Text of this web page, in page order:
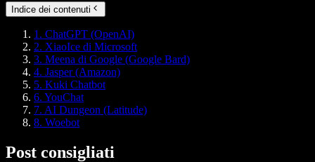
Indice dei contenuti
1. ChatGPT (OpenAI)
2. XiaoIce di Microsoft
3. Meena di Google (Google Bard)
4. Jasper (Amazon)
5. Kuki Chatbot
6. YouChat
7. AI Dungeon (Latitude)
8. Woebot
Post consigliati